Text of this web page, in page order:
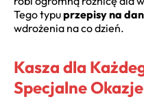
Tego typuprzepisy na
wdrożenia na co dzień.
Kasza dla
Specjalne